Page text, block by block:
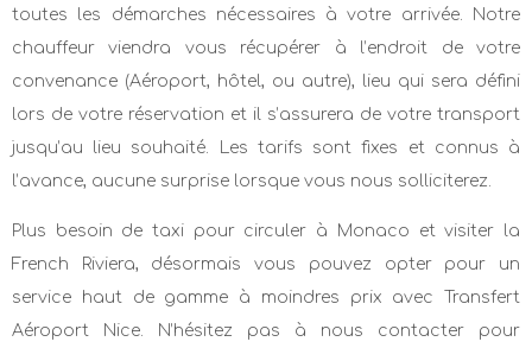
toutes les démarches nécessaires à votre arrivée. Notre
chauffeur viendra vous récupérer à l’endroit de votre
convenance (Aéroport, hôtel, ou autre), lieu qui sera défini
lors de votre réservation et il s’assurera de votre transport
jusqu’au lieu souhaité. Les tarifs sont fixes et connus à
l’avance, aucune surprise lorsque vous nous solliciterez.
Plus besoin de taxi pour circuler à Monaco et visiter la
French Riviera, désormais vous pouvez opter pour un
service haut de gamme à moindres prix avec Transfert
Aéroport Nice. N’hésitez pas à nous contacter pour